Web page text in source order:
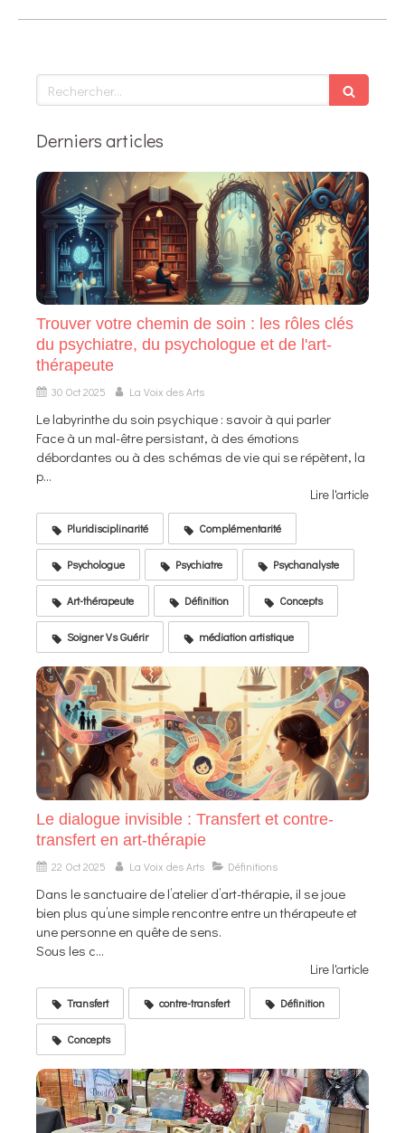
Rechercher
Derniers articles
Trouver votre chemin de soin : les rôles clés
du psychiatre, du psychologue et de l'art-
thérapeute
30 Oct 2025 La Voix des Arts
Le labyrinthe du soin psychique : savoir à qui parler
Face à un mal-être persistant, à des émotions
débordantes ou à des schémas de vie qui se répètent, la
p...
Lire l'article
Pluridisciplinarité Complémentarité
Psychologue Psychiatre Psychanalyste
Art-thérapeute Définition Concepts
Soigner Vs Guérir médiation artistique
Le dialogue invisible : Transfert et contre-
transfert en art-thérapie
22 Oct 2025 La Voix des Arts Définitions
Dans le sanctuaire de l’atelier d’art-thérapie, il se joue
bien plus qu’une simple rencontre entre un thérapeute et
une personne en quête de sens.
Sous les c...
Lire l'article
Transfert contre-transfert Définition
Concepts